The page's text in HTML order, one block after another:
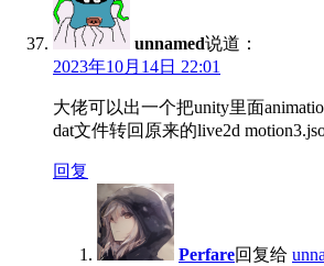
unnamed说道：
2023年10月14日 22:01
大佬可以出一个把unity里面
dat文件转回原来的live2d
回复
Perfare回复给